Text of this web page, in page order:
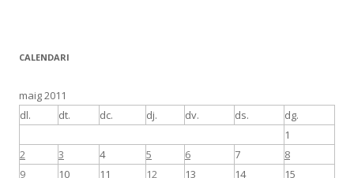
CALENDARI
maig 2011
dl.
dt. dc. dj. dv. ds. dg.
1
2
3 4 5 6 7
8
9
10 11 12 13 14
15